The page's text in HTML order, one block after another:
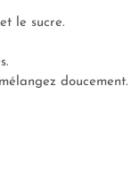
le sucre.
doucement.